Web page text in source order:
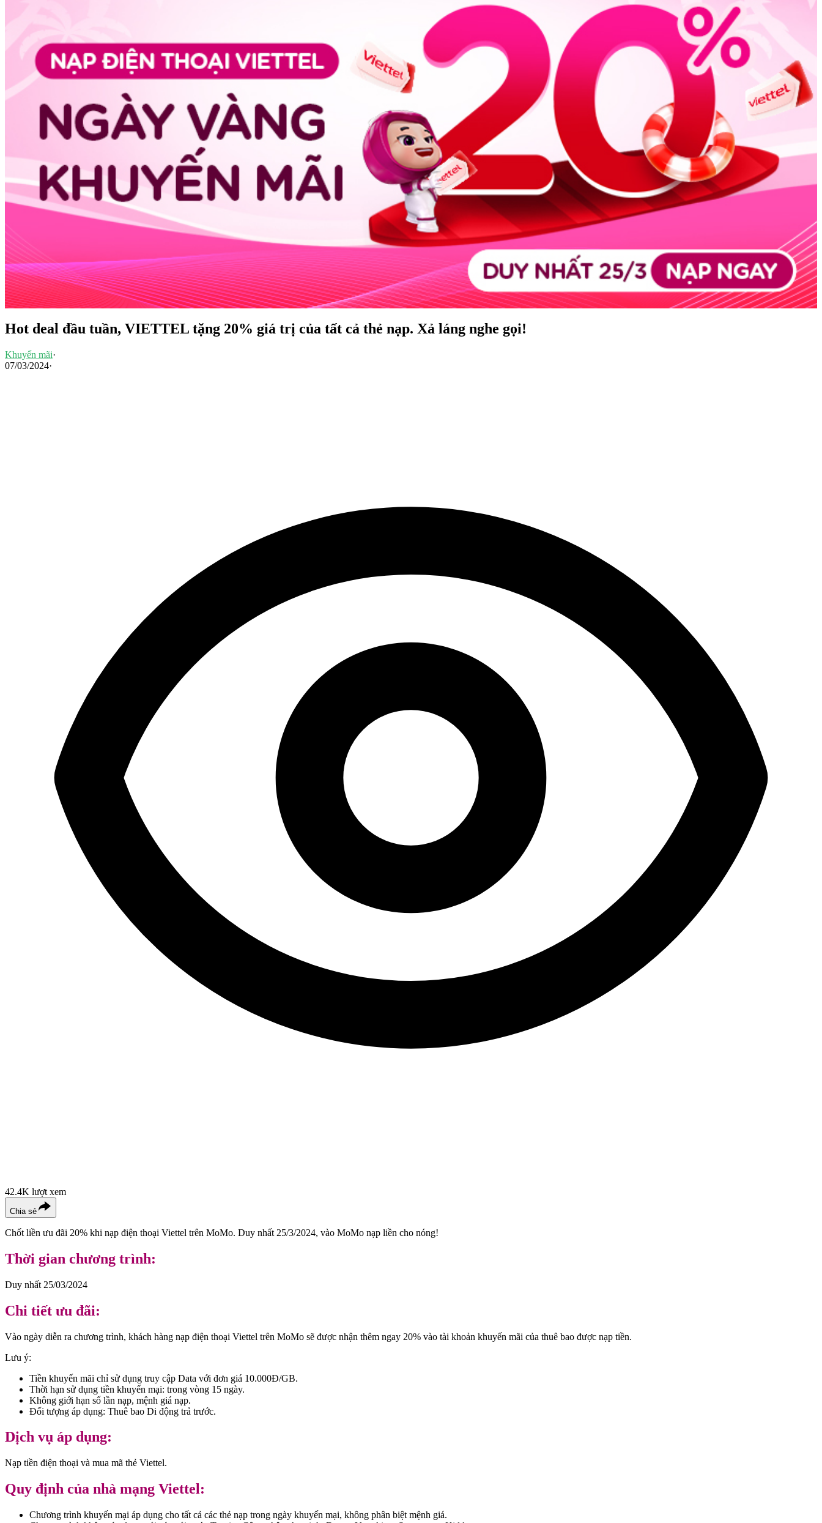
Hot deal đầu tuần, VIETTEL tặng 20% giá trị của tất cả thẻ nạp. Xả láng nghe gọi!
Khuyến mãi·
07/03/2024·
42.4K lượt xem
Chia sẻ
Chốt liền ưu đãi 20% khi nạp điện thoại Viettel trên MoMo. Duy nhất 25/3/2024, vào MoMo nạp liền cho nóng!
Thời gian chương trình:
Duy nhất 25/03/2024
Chi tiết ưu đãi:
Vào ngày diễn ra chương trình, khách hàng nạp điện thoại Viettel trên MoMo sẽ được nhận thêm ngay 20% vào tài khoản khuyến mãi của thuê bao được nạp tiền.
Lưu ý:
Tiền khuyến mãi chỉ sử dụng truy cập Data với đơn giá 10.000Đ/GB.
Thời hạn sử dụng tiền khuyến mại: trong vòng 15 ngày.
Không giới hạn số lần nạp, mệnh giá nạp.
Đối tượng áp dụng: Thuê bao Di động trả trước.
Dịch vụ áp dụng:
Nạp tiền điện thoại và mua mã thẻ Viettel.
Quy định của nhà mạng Viettel:
Chương trình khuyến mại áp dụng cho tất cả các thẻ nạp trong ngày khuyến mại, không phân biệt mệnh giá.